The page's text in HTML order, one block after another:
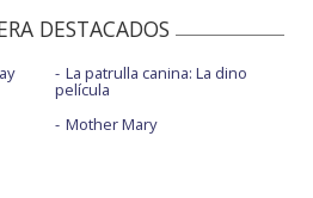
DESTACADOS
La patrulla canina: La dino
película
Mother Mary